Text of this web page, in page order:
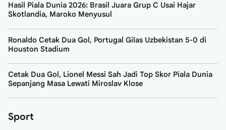
Hasil Piala Dunia 2026: Brasil Juara Grup C Usai Hajar
Skotlandia, Maroko Menyusul
Ronaldo Cetak Dua Gol, Portugal Gilas Uzbekistan 5-0 di
Houston Stadium
Cetak Dua Gol, Lionel Messi Sah Jadi Top Skor Piala Dunia
Sepanjang Masa Lewati Miroslav Klose
Sport